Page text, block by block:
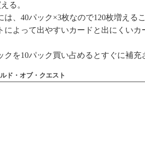
る。
は、40パック×3枚なので120枚増える
によって出やすいカードと出にくいカ
クを10パック買い占めるとすぐに補充
ド・オブ・クエスト